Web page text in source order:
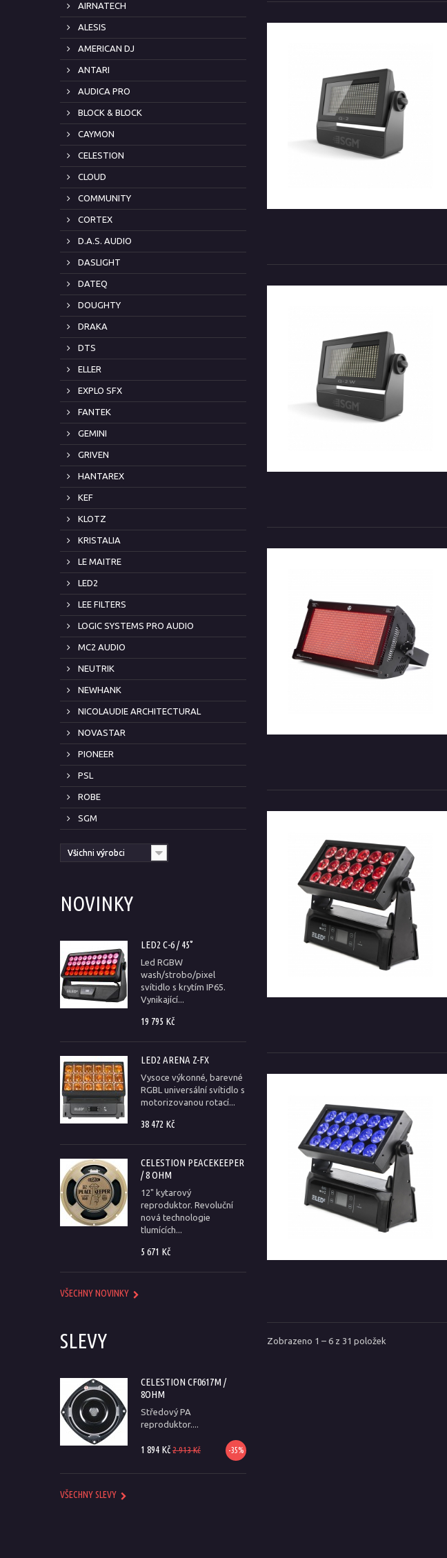
AIRNATECH
ALESIS
AMERICAN DJ
ANTARI
AUDICA PRO
BLOCK & BLOCK
CAYMON
CELESTION
CLOUD
COMMUNITY
CORTEX
D.A.S. AUDIO
DASLIGHT
DATEQ
DOUGHTY
DRAKA
DTS
ELLER
EXPLO SFX
FANTEK
GEMINI
GRIVEN
HANTAREX
KEF
KLOTZ
KRISTALIA
LE MAITRE
LED2
LEE FILTERS
LOGIC SYSTEMS PRO AUDIO
MC2 AUDIO
NEUTRIK
NEWHANK
NICOLAUDIE ARCHITECTURAL
NOVASTAR
PIONEER
PSL
ROBE
SGM
Všichni výrobci
NOVINKY
LED2 C-6 / 45°
Led RGBW
wash/strobo/pixel
svítidlo s krytím IP65.
Vynikající...
19 795 Kč
LED2 ARENA Z-FX
Vysoce výkonné, barevné
RGBL universální svítidlo s
motorizovanou rotací...
38 472 Kč
CELESTION PEACEKEEPER
/ 8 OHM
12" kytarový
reproduktor. Revoluční
nová technologie
tlumících...
5 671 Kč
VŠECHNY NOVINKY
SLEVY
CELESTION CF0617M /
8OHM
Středový PA
reproduktor....
1 894 Kč -35%
2 913 Kč
VŠECHNY SLEVY
Zobrazeno 1 – 6 z 31 položek